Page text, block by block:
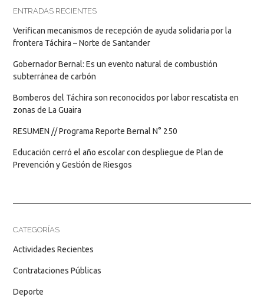
ENTRADAS RECIENTES
Verifican mecanismos de recepción de ayuda solidaria por la
frontera Táchira – Norte de Santander
Gobernador Bernal: Es un evento natural de combustión
subterránea de carbón
Bomberos del Táchira son reconocidos por labor rescatista en
zonas de La Guaira
RESUMEN // Programa Reporte Bernal N° 250
Educación cerró el año escolar con despliegue de Plan de
Prevención y Gestión de Riesgos
CATEGORÍAS
Actividades Recientes
Contrataciones Públicas
Deporte